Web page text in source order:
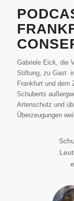
Gabriele Eick, die
Stiftung, zu Gast
Frankfurt und dem
Schuberts
Artenschutz und
Überzeugungen